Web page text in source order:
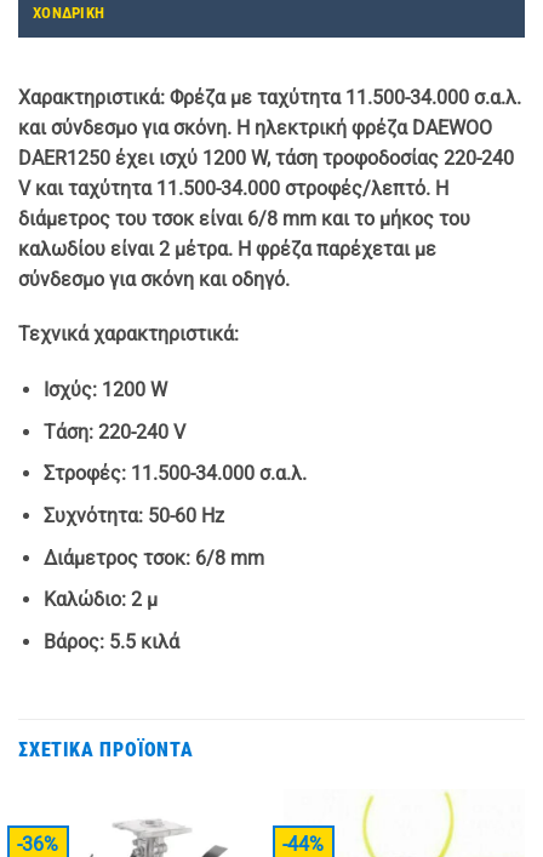
ΧΟΝΔΡΙΚΗ
Χαρακτηριστικά: Φρέζα με ταχύτητα 11.500-34.000 σ.α.λ.
και σύνδεσμο για σκόνη. Η ηλεκτρική φρέζα DAEWOO
DAER1250 έχει ισχύ 1200 W, τάση τροφοδοσίας 220-240
V και ταχύτητα 11.500-34.000 στροφές/λεπτό. Η
διάμετρος του τσοκ είναι 6/8 mm και το μήκος του
καλωδίου είναι 2 μέτρα. Η φρέζα παρέχεται με
σύνδεσμο για σκόνη και οδηγό.
Τεχνικά χαρακτηριστικά:
Ισχύς: 1200 W
Τάση: 220-240 V
Στροφές: 11.500-34.000 σ.α.λ.
Συχνότητα: 50-60 Hz
Διάμετρος τσοκ: 6/8 mm
Καλώδιο: 2 μ
Βάρος: 5.5 κιλά
ΣΧΕΤΙΚΆ ΠΡΟΪΌΝΤΑ
-36% -44%